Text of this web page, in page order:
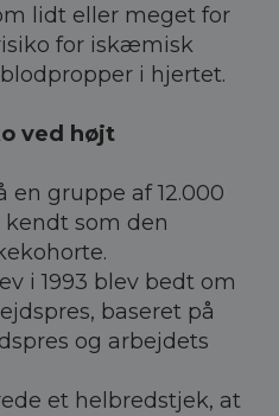
lidt eller meget for
for iskæmisk
i hjertet.
ved højt
en gruppe af 12.000
kendt som den
i 1993 blev bedt om
baseret på
og arbejdets
et helbredstjek, at